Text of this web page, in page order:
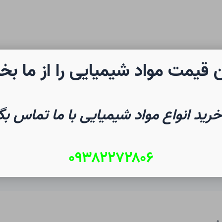
شیمی صفحه نخست
قیمت مواد شیمیایی را از ما
انواع مواد شیمیایی با ما تماس
۰۹۳۸۲۲۷۲۸۰۶